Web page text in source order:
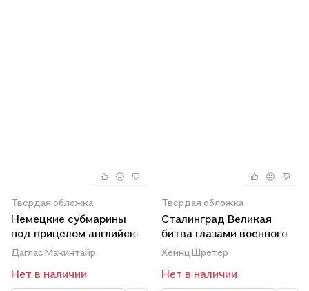
Твердая обложка
Немецкие субмарины
под прицелом английских
эсминцев Воспоминания
Даглас Макинтайр
Нет в наличии
Твердая обложка
Сталинград Великая
битва глазами военного
корреспондента 1942-
Хейнц Шретер
Нет в наличии